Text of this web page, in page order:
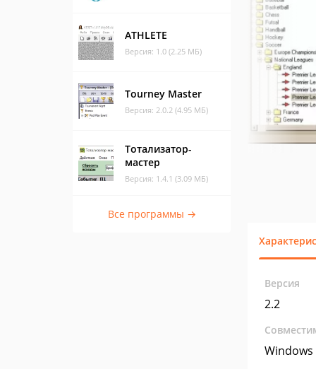
ATHLETE
Версия: 1.0 (2.25 МБ)
Tourney Master
Версия: 2.0.2 (4.95 МБ)
Тотализатор-
мастер
Версия: 1.4.1 (3.09 МБ)
Все программы →
Версия
2.2
Windows